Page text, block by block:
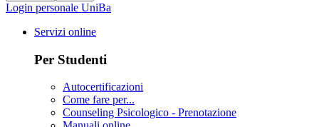
Login personale UniBa
Servizi online
Per Studenti
Autocertificazioni
Come fare per...
Counseling Psicologico - Prenotazione